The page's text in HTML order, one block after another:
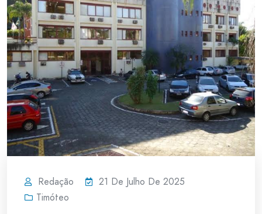
Redação
21 De Julho De 2025
Timóteo